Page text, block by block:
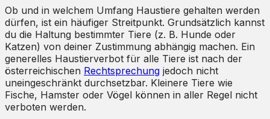
Ob und in welchem Umfang Haustiere gehalten werden
dürfen, ist ein häufiger Streitpunkt. Grundsätzlich kannst
du die Haltung bestimmter Tiere (z. B. Hunde oder
Katzen) von deiner Zustimmung abhängig machen. Ein
generelles Haustierverbot für alle Tiere ist nach der
österreichischen Rechtsprechung jedoch nicht
uneingeschränkt durchsetzbar. Kleinere Tiere wie
Fische, Hamster oder Vögel können in aller Regel nicht
verboten werden.